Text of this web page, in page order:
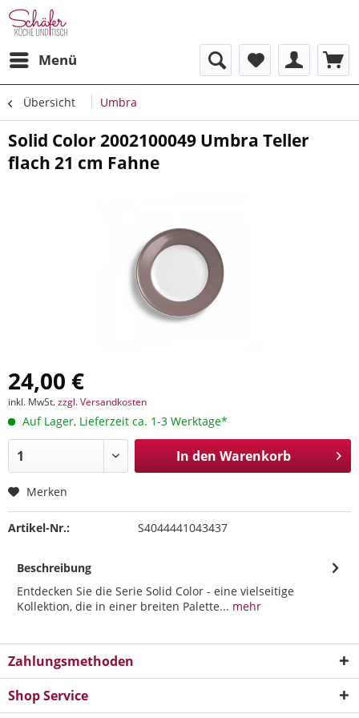
Menü
Übersicht Umbra
Solid Color 2002100049 Umbra Teller
flach 21 cm Fahne
24,00 €
inkl. MwSt.zzgl. Versandkosten
Auf Lager, Lieferzeit ca. 1-3 Werktage*
In den Warenkorb
Merken
Artikel-Nr.: S4044441043437
Beschreibung
Entdecken Sie die Serie Solid Color - eine vielseitige
Kollektion, die in einer breiten Palette... mehr
Zahlungsmethoden
Shop Service